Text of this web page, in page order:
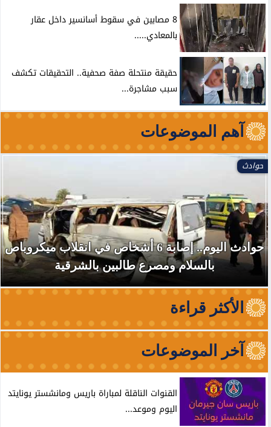
8 مصابين في سقوط أسانسير داخل عقار
بالمعادي.....
حقيقة منتحلة صفة صحفية.. التحقيقات تكشف
سبب مشاجرة...
آهم الموضوعات
حوادث
حوادث اليوم.. إصابة 6 أشخاص في انقلاب ميكروباص
بالسلام ومصرع طالبين بالشرقية
الأكثر قراءة
آخر الموضوعات
القنوات الناقلة لمباراة باريس ومانشستر يونايتد
اليوم وموعد...